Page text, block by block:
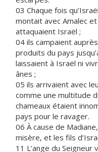
03 Chaque fois
montait avec Amalec
attaquaient Israël ;
04 ils campaient
produits du pays
laissaient à Israël ni
ânes ;
05 ils arrivaient avec
comme une multitude
chameaux étaient
pays pour le ravager.
06 À cause de
misère, et les fils
11 L’ange du